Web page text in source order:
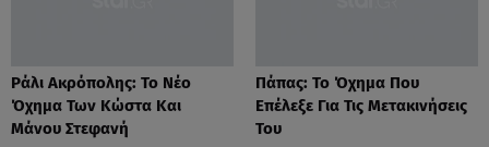
Ράλι Ακρόπολης: Το Νέο
Όχημα Των Κώστα Και
Μάνου Στεφανή
Πάπας: Το Όχημα Που
Επέλεξε Για Τις Μετακινήσεις
Του